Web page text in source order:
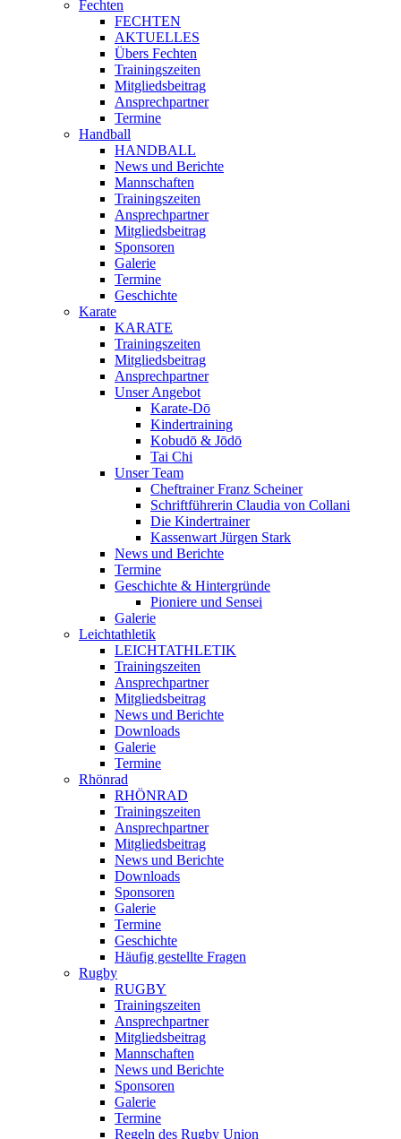
Fechten
FECHTEN
AKTUELLES
Übers Fechten
Trainingszeiten
Mitgliedsbeitrag
Ansprechpartner
Termine
Handball
HANDBALL
News und Berichte
Mannschaften
Trainingszeiten
Ansprechpartner
Mitgliedsbeitrag
Sponsoren
Galerie
Termine
Geschichte
Karate
KARATE
Trainingszeiten
Mitgliedsbeitrag
Ansprechpartner
Unser Angebot
Karate-Dō
Kindertraining
Kobudō & Jōdō
Tai Chi
Unser Team
Cheftrainer Franz Scheiner
Schriftführerin Claudia von Collani
Die Kindertrainer
Kassenwart Jürgen Stark
News und Berichte
Termine
Geschichte & Hintergründe
Pioniere und Sensei
Galerie
Leichtathletik
LEICHTATHLETIK
Trainingszeiten
Ansprechpartner
Mitgliedsbeitrag
News und Berichte
Downloads
Galerie
Termine
Rhönrad
RHÖNRAD
Trainingszeiten
Ansprechpartner
Mitgliedsbeitrag
News und Berichte
Downloads
Sponsoren
Galerie
Termine
Geschichte
Häufig gestellte Fragen
Rugby
RUGBY
Trainingszeiten
Ansprechpartner
Mitgliedsbeitrag
Mannschaften
News und Berichte
Sponsoren
Galerie
Termine
Regeln des Rugby Union